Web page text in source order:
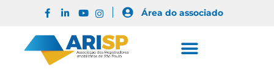
Área do associado